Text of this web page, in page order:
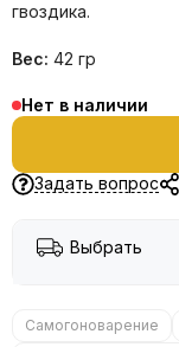
гвоздика.
Вес: 42 гр
Нет в наличии
Задать вопрос
Выбрать
Самогоноварение